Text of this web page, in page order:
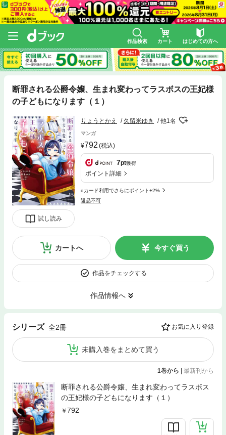
作品検索 カート はじめての方へ
断罪される公爵令嬢、生まれ変わってラスボスの王妃様
の子どもになります（１）
試し読み
りょうとかえ 久留米ゆき 他1名
マンガ
792 (税込)
7pt獲得
ポイント詳細
dカード利用でさらにポイント+2%
返品不可
カートへ 今すぐ買う
作品をチェックする
作品情報へ
シリーズ 全2冊 お気に入り登録
未購入巻をまとめて買う
1巻から | 最新刊から
断罪される公爵令嬢、生まれ変わってラスボス
の王妃様の子どもになります（１）
792